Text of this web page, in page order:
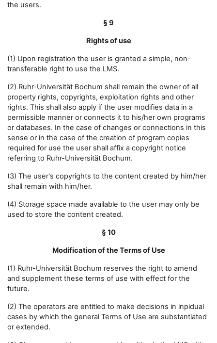
the users.
§ 9
Rights of use
(1) Upon registration the user is granted a simple, non-
transferable right to use the LMS.
(2) Ruhr-Universität Bochum shall remain the owner of all
property rights, copyrights, exploitation rights and other
rights. This shall also apply if the user modifies data in a
permissible manner or connects it to his/her own programs
or databases. In the case of changes or connections in this
sense or in the case of the creation of program copies
required for use the user shall affix a copyright notice
referring to Ruhr-Universität Bochum.
(3) The user's copyrights to the content created by him/her
shall remain with him/her.
(4) Storage space made available to the user may only be
used to store the content created.
§ 10
Modification of the Terms of Use
(1) Ruhr-Universität Bochum reserves the right to amend
and supplement these terms of use with effect for the
future.
(2) The operators are entitled to make decisions in inpidual
cases by which the general Terms of Use are substantiated
or extended.